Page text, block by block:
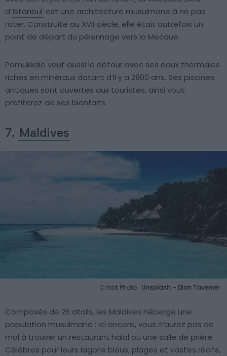
d’Istanbul est une architecture musulmane à ne pas
rater. Construite au XVII siècle, elle était autrefois un
point de départ du pèlerinage vers la Mecque.
Pamukkale vaut aussi le détour avec ses eaux thermales
riches en minéraux datant d’il y a 2800 ans. Ses piscines
antiques sont ouvertes aux touristes, ainsi vous
profiterez de ses bienfaits.
7. Maldives
Crédit Photo : Unsplash – Dion Tavenier
Composés de 26 atolls, les Maldives héberge une
population musulmane : ici encore, vous n’aurez pas de
mal à trouver un restaurant halal ou une salle de prière.
Célèbres pour leurs lagons bleus, plages et vastes récifs,